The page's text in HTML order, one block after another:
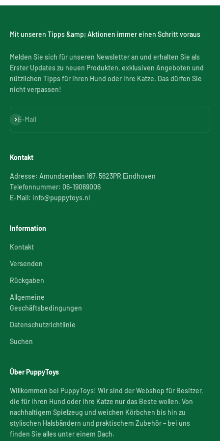
Mit unseren Tipps &amp; Aktionen immer einen Schritt voraus
Melden Sie sich für unseren Newsletter an und erhalten Sie als
Erster Updates zu neuen Produkten, exklusiven Angeboten und
nützlichen Tipps für Ihren Hund oder Ihre Katze. Das dürfen Sie
nicht verpassen!
E-Mail
Abonnieren
Kontakt
Adresse: Amundsenlaan 167, 5623PR Eindhoven
Telefonnummer: 06-19069006
E-Mail: info@puppytoys.nl
Information
Kontakt
Versenden
Rückgaben
Allgemeine
Geschäftsbedingungen
Datenschutzrichtlinie
Suchen
Über PuppyToys
Willkommen bei PuppyToys! Wir sind der Webshop für Besitzer,
die für ihren Hund oder ihre Katze nur das Beste wollen. Von
nachhaltigem Spielzeug und weichen Körbchen bis hin zu
stylischen Halsbändern und praktischem Zubehör – bei uns
finden Sie alles unter einem Dach.